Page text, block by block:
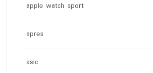
apple watch sport
apres
asic